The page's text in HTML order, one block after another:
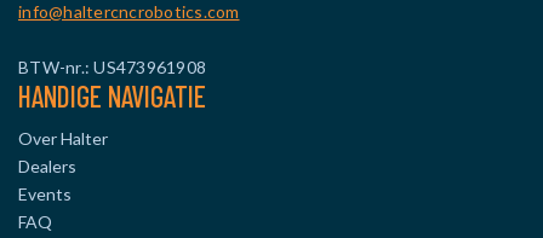
info@haltercncrobotics.com
BTW-nr.: US473961908
HANDIGE NAVIGATIE
Over Halter
Dealers
Events
FAQ